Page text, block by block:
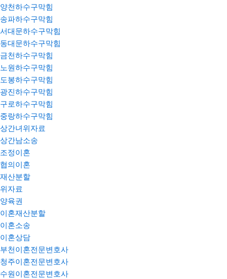
양천하수구막힘
송파하수구막힘
서대문하수구막힘
동대문하수구막힘
금천하수구막힘
노원하수구막힘
도봉하수구막힘
광진하수구막힘
구로하수구막힘
중랑하수구막힘
상간녀위자료
상간남소송
조정이혼
협의이혼
재산분할
위자료
양육권
이혼재산분할
이혼소송
이혼상담
부천이혼전문변호사
청주이혼전문변호사
수원이혼전문변호사